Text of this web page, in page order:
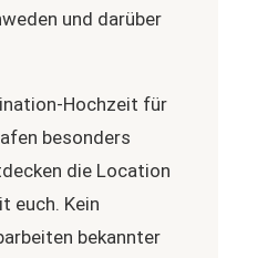
und darüber
Hochzeit für
besonders
die Location
euch. Kein
bekannter